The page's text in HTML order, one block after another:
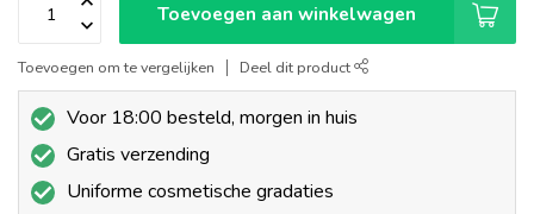
Toevoegen aan winkelwagen
Toevoegen om te vergelijken Deel dit product
Voor 18:00 besteld, morgen in huis
Gratis verzending
Uniforme cosmetische gradaties